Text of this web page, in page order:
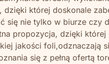
której doskonale
się nie tylko w biurze
propozycja, dzięki
jakości foli,odznaczają
się z pełną ofertą